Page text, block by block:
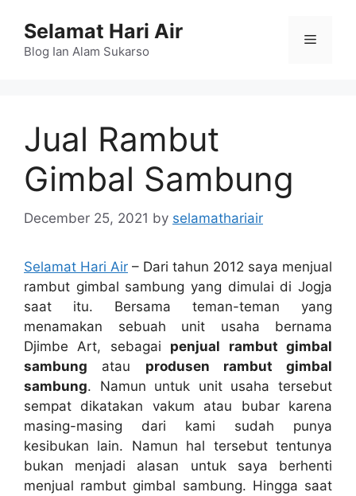
content
Selamat Hari Air
Blog Ian Alam Sukarso
Menu
Jual Rambut
Gimbal Sambung
December 25, 2021 by selamathariair
Selamat Hari Air – Dari tahun 2012 saya menjual
rambut gimbal sambung yang dimulai di Jogja
saat itu. Bersama teman-teman yang
menamakan sebuah unit usaha bernama
Djimbe Art, sebagai penjual rambut gimbal
sambung atau produsen rambut gimbal
sambung. Namun untuk unit usaha tersebut
sempat dikatakan vakum atau bubar karena
masing-masing dari kami sudah punya
kesibukan lain. Namun hal tersebut tentunya
bukan menjadi alasan untuk saya berhenti
menjual rambut gimbal sambung. Hingga saat